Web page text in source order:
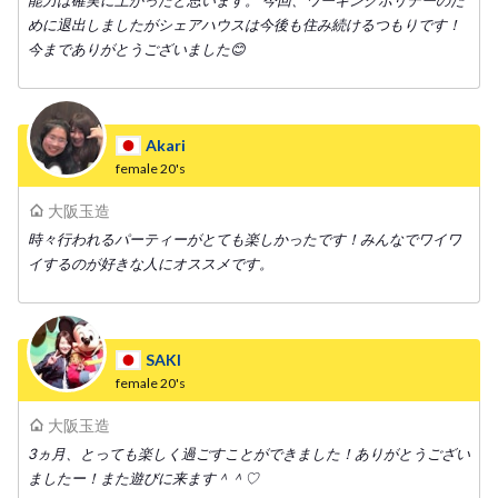
めに退出しましたがシェアハウスは今後も住み続けるつもりです！
今までありがとうございました😊
Akari
female20's
大阪玉造
時々行われるパーティーがとても楽しかったです！みんなでワイワ
イするのが好きな人にオススメです。
SAKI
female20's
大阪玉造
3ヵ月、とっても楽しく過ごすことができました！ありがとうござい
ましたー！また遊びに来ます＾＾♡